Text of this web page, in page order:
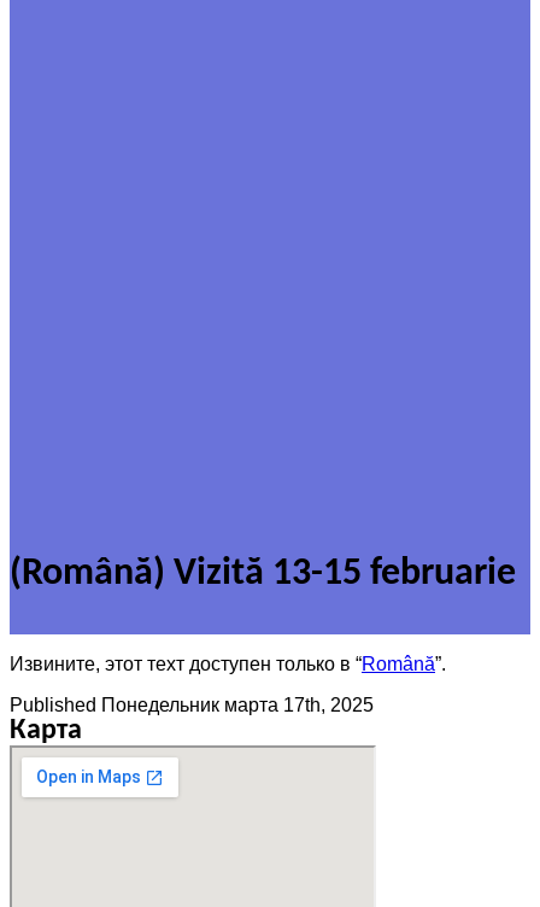
(Română) Vizită 13-15 februarie
Извините, этот техт доступен только в “Română”.
Published Понедельник марта 17th, 2025
Карта